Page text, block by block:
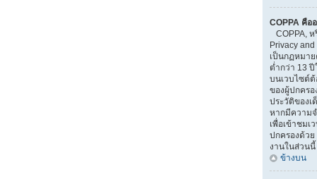
COPPA คือ
COPPA, ห
Privacy and
เป็นกฏหมา
ต่ำกว่า 13 ปี
บนเวบไซต์
ของผู้ปกคร
ประวัติของเ
หากมีความ
เพื่อเข้าชมเ
ปกครองด้วย
งานในส่วนนี้
ข้างบน